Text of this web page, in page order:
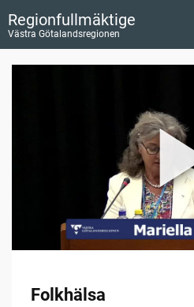
Regionfullmäktige
Västra Götalandsregionen
Folkhälsa